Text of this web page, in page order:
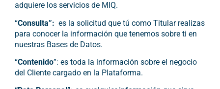
adquiere los servicios de MIQ.
“Consulta”: es la solicitud que tú como Titular realizas
para conocer la información que tenemos sobre ti en
nuestras Bases de Datos.
“Contenido”: es toda la información sobre el negocio
del Cliente cargado en la Plataforma.